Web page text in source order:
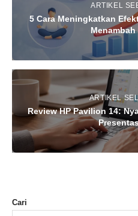
ARTIKEL
5 Cara Meningkatkan
ARTIKEL
Review HP Pavilion 14:
Cari